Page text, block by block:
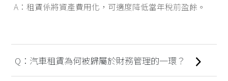
租賃係將資產費用化，可適度降低當年稅前盈餘。
汽車租賃為何被歸屬於財務管理的一環？